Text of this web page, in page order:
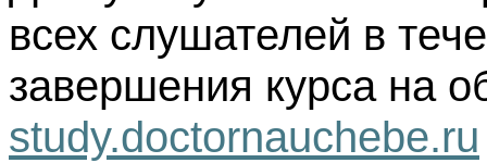
всех слушателей в
завершения курса на
study.doctornauchebe.ru